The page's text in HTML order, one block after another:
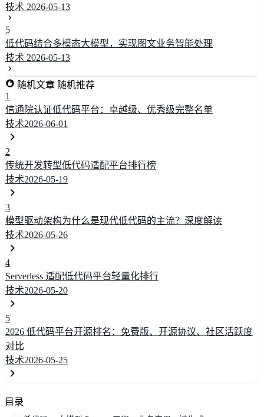
技术 2026-05-13
5
低代码结合多模态大模型，实现图文业务智能处理
技术 2026-05-13
随机文章 随机推荐
1
信通院认证低代码平台：卓越级、优秀级完整名单
技术2026-06-01
2
传统开发转型低代码适配平台排行榜
技术2026-05-19
3
模型驱动架构为什么是现代低代码的主流？深度解读
技术2026-05-26
4
Serverless 适配低代码平台轻量化排行
技术2026-05-20
5
2026 低代码平台开源排名：免费版、开源协议、社区活跃度
对比
技术2026-05-25
目录